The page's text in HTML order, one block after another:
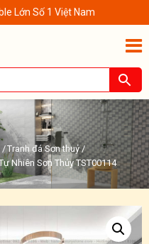
Lớn Số 1 Việt Nam
/Tranh đá Sơn thuỷ/
Nhiên Sơn Thủy TST00114